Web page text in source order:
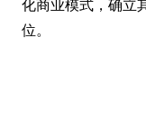
化商业模式，确立
位。